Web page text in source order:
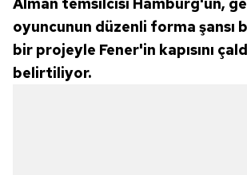
Alman temsilcisi Hamburg'un,
oyuncunun düzenli forma şansı
bir projeyle Fener'in kapısını
belirtiliyor.